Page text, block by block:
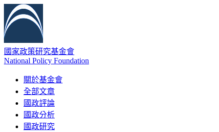
國家政策研究基金會
National Policy Foundation
關於基金會
全部文章
國政評論
國政分析
國政研究